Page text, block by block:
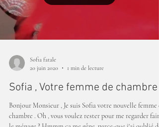
Sofia fatale
20 juin 2020
1 min de lecture
Sofia , Votre femme de chambre
Bonjour Monsieur , Je suis Sofia votre nouvelle femme
chambre . Oh , vous voulez rester pour me regarder faire